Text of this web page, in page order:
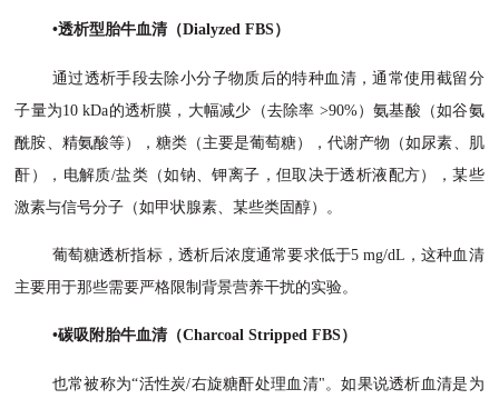
•透析型胎牛血清（Dialyzed FBS）
通过透析手段去除小分子物质后的特种血清，通常使用截留分
子量为10 kDa的透析膜，大幅减少（去除率 >90%）氨基酸（如谷氨
酰胺、精氨酸等），糖类（主要是葡萄糖），代谢产物（如尿素、肌
酐），电解质/盐类（如钠、钾离子，但取决于透析液配方），某些
激素与信号分子（如甲状腺素、某些类固醇）。
葡萄糖透析指标，透析后浓度通常要求低于5 mg/dL，这种血清
主要用于那些需要严格限制背景营养干扰的实验。
•碳吸附胎牛血清（Charcoal Stripped FBS）
也常被称为“活性炭/右旋糖酐处理血清"。如果说透析血清是为